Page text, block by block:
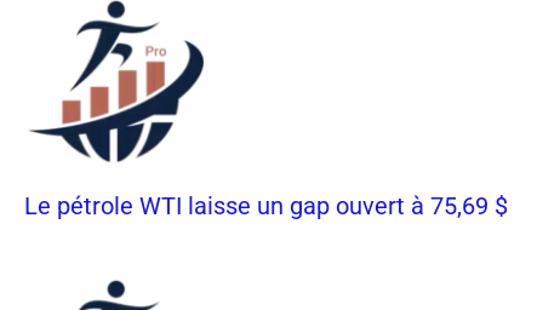
Le pétrole WTI laisse un gap ouvert à 75,69 $